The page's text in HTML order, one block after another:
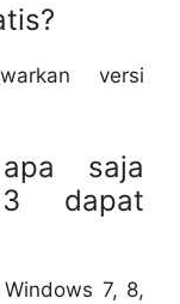
versi
saja
3 dapat
7, 8,